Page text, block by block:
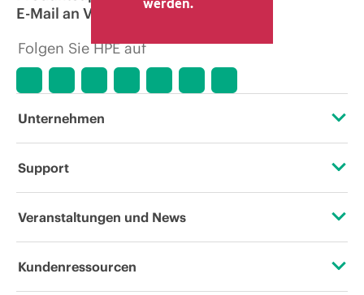
E-Mail an Vertrieb
Folgen Sie HPE auf
Unternehmen
Über HPE
Unternehmensverantwortung
Support
Operational Support Services
Veranstaltungen und News
Veranstaltungen
Kundenressourcen